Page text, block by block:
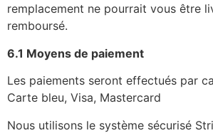
remplacement ne pourrait vous être
remboursé.
6.1 Moyens de paiement
Les paiements seront effectués par
Carte bleu, Visa, Mastercard
Nous utilisons le système sécurisé